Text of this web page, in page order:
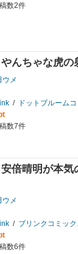
数2件
んちゃな虎
ウメ
/
ドットブルーム
数7件
倍晴明が本
ウメ
/ ブリンクコミック
数6件